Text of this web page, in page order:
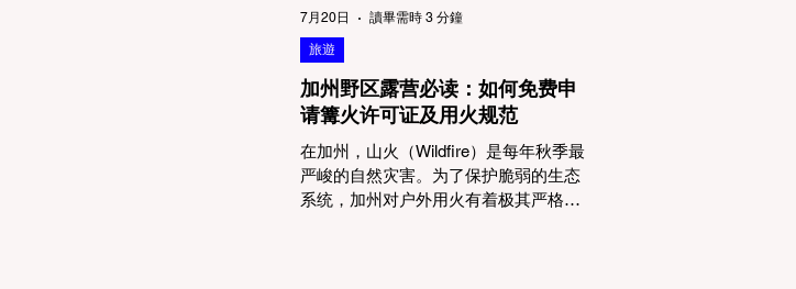
草甸
加州野区露营必读：如何免费申
请篝火许可证及用火规范
在加州，山火（Wildfire）是每年秋季最
严峻的自然灾害。为了保护脆弱的生态
系统，加州对户外用火有着极其严格的
旅遊
7月20日 讀畢需時 3 分鐘